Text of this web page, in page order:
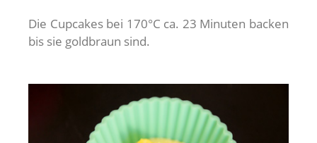
Die Cupcakes bei 170°C ca. 23 Minuten backen
bis sie goldbraun sind.